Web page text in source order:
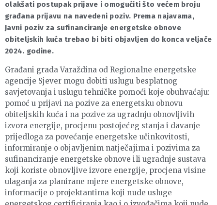
olakšati postupak prijave i omogućiti što većem broju
građana prijavu na navedeni poziv. Prema najavama,
Javni poziv za sufinanciranje energetske obnove
obiteljskih kuća trebao bi biti objavljen do konca veljače
2024. godine.
Građani grada Varaždina od Regionalne energetske
agencije Sjever mogu dobiti uslugu besplatnog
savjetovanja i uslugu tehničke pomoći koje obuhvaćaju:
pomoć u prijavi na pozive za energetsku obnovu
obiteljskih kuća i na pozive za ugradnju obnovljivih
izvora energije, procjenu postojećeg stanja i davanje
prijedloga za povećanje energetske učinkovitosti,
informiranje o objavljenim natječajima i pozivima za
sufinanciranje energetske obnove ili ugradnje sustava
koji koriste obnovljive izvore energije, procjena visine
ulaganja za planirane mjere energetske obnove,
informacije o projektantima koji nude usluge